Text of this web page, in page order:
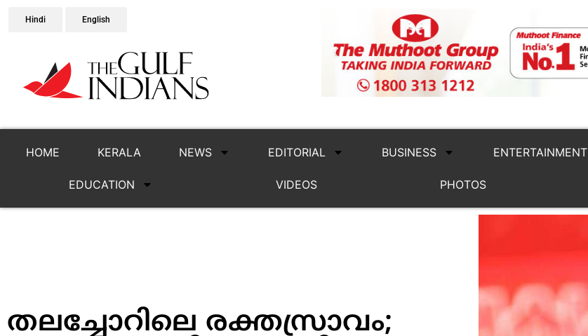
Hindi English
HOME KERALA NEWS EDITORIAL BUSINESS ENTERTAINMENT
EDUCATION VIDEOS PHOTOS
തലച്ചോറിലെ രക്തസ്രാവം;